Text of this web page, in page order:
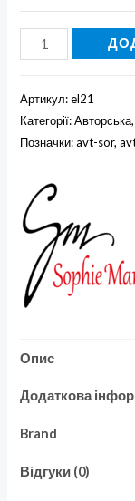
Сорочка
вишиванка
фіалка'
кількість
Артикул:el21
Категорії:Авторська,
Позначки:avt-sor,
Опис
Додаткова
Brand
Відгуки (0)